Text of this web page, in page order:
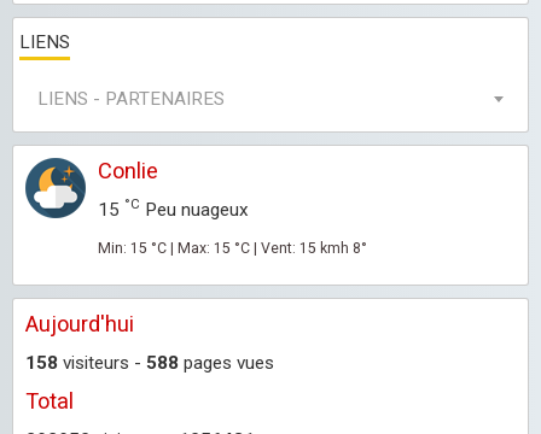
LIENS
LIENS - PARTENAIRES
Conlie
15 °C Peu nuageux
Min: 15 °C | Max: 15 °C | Vent: 15 kmh 8°
Aujourd'hui
158 visiteurs - 588 pages vues
Total